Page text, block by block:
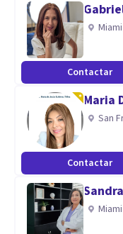
Miami
Contactar
Maria
San
Contactar
Miami